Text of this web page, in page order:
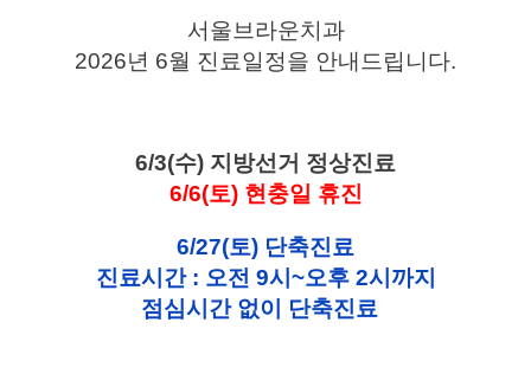
서울브라운치과
2026년 6월 진료일정을 안내드립니다.
6/3(수) 지방선거 정상진료
6/6(토) 현충일 휴진
6/27(토) 단축진료
진료시간 : 오전 9시~오후 2시까지
점심시간 없이 단축진료